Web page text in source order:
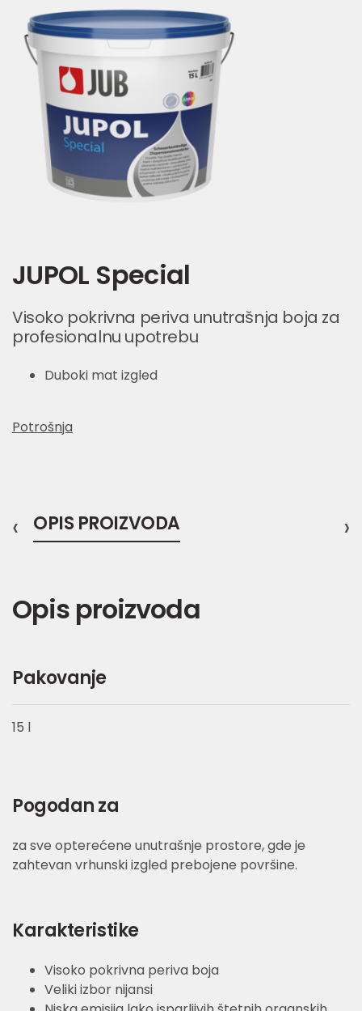
JUPOL Special
Visoko pokrivna periva unutrašnja boja za
profesionalnu upotrebu
Duboki mat izgled
Potrošnja
OPIS PROIZVODA
‹ ›
Opis proizvoda
Pakovanje
15 l
Pogodan za
za sve opterećene unutrašnje prostore, gde je
zahtevan vrhunski izgled prebojene površine.
Karakteristike
Visoko pokrivna periva boja
Veliki izbor nijansi